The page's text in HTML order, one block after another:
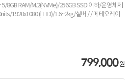
8GB RAM/M.2(NVMe)/256GB SSD 이하/운영체제
1920x1080 (FHD)/1.6~2kg/실버 / / 메테오레이
799,000원